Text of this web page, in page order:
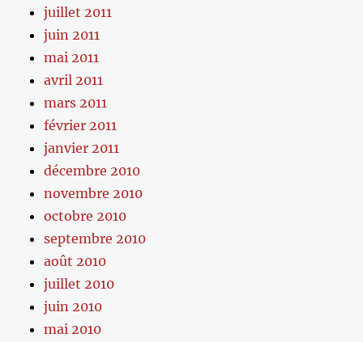
juillet 2011
juin 2011
mai 2011
avril 2011
mars 2011
février 2011
janvier 2011
décembre 2010
novembre 2010
octobre 2010
septembre 2010
août 2010
juillet 2010
juin 2010
mai 2010